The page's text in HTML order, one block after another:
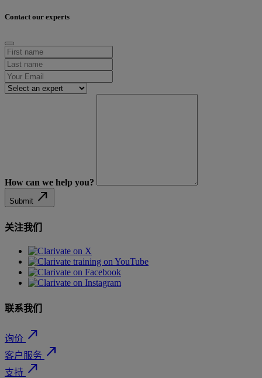
Contact our experts
How can we help you?
Submit north_east
关注我们
联系我们
询价 north_east
客户服务 north_east
支持 north_east